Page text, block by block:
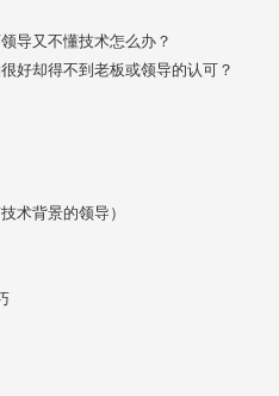
导又不懂技术怎么办？
好却得不到老板或领导的认可？
术背景的领导）